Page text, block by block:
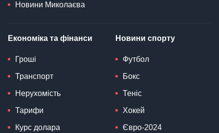
Новини Миколаєва
Економіка та фінанси
Гроші
Транспорт
Нерухомість
Тарифи
Курс долара
Новини спорту
Футбол
Бокс
Теніс
Хокей
Євро-2024